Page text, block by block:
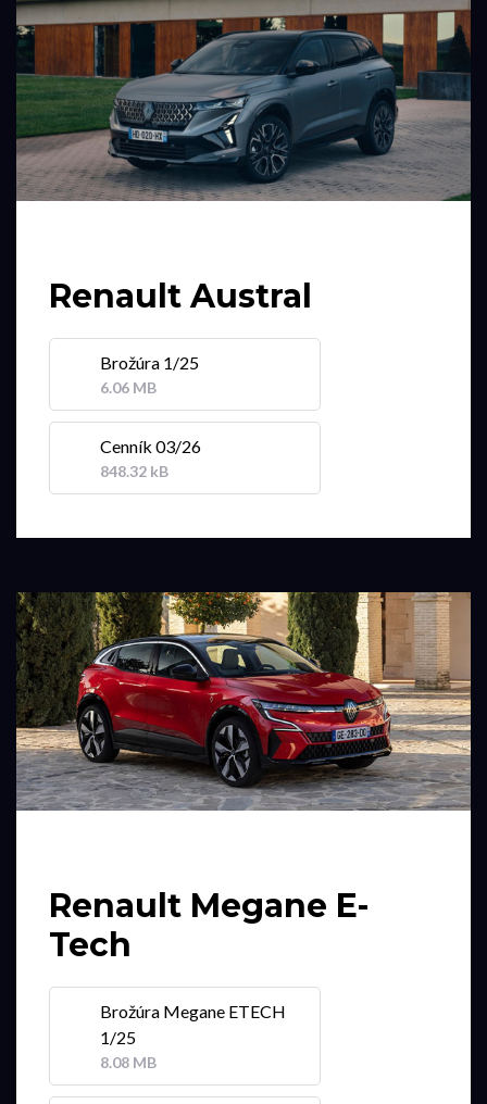
Renault Austral
Brožúra 1/25
6.06 MB
Cenník 03/26
848.32 kB
Renault Megane E-
Tech
Brožúra Megane ETECH
1/25
8.08 MB